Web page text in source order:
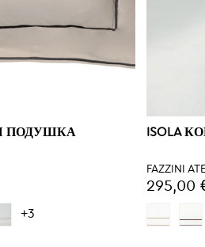
ПОДУШКА
+3
ISOLA
FAZZINI
295,00